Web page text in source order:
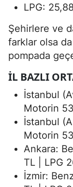
LPG:
Şehirlere ve
farklar olsa
pompada
İL BAZLI
İstanbul
Motorin
İstanbul
Motorin
Ankara:
TL | LPG
İzmir: